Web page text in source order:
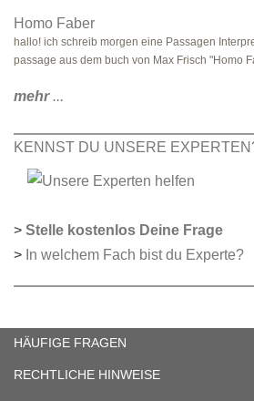
Homo Faber
hallo! ich schreib morgen eine Passagen
passage aus dem buch von Max Frisch "Homo
mehr...
KENNST DU UNSERE
> Stelle kostenlos Deine Frage
> In welchem Fach bist du Experte?
HÄUFIGE FRAGEN
RECHTLICHE HINWEISE